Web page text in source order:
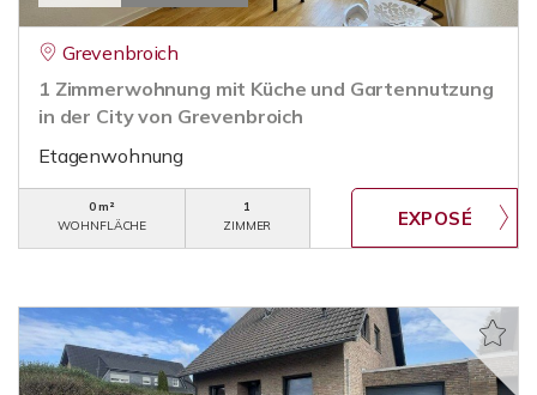
Grevenbroich
1 Zimmerwohnung mit Küche und Gartennutzung
in der City von Grevenbroich
Etagenwohnung
0 m²
WOHNFLÄCHE
1
ZIMMER